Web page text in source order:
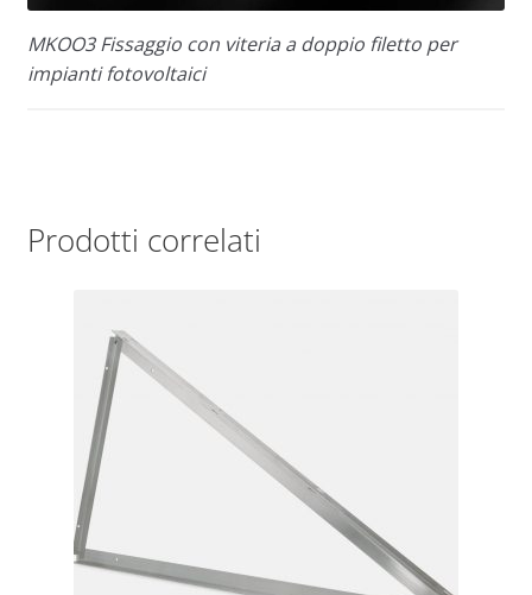
MKOO3 Fissaggio con viteria a doppio filetto per
impianti fotovoltaici
Prodotti correlati